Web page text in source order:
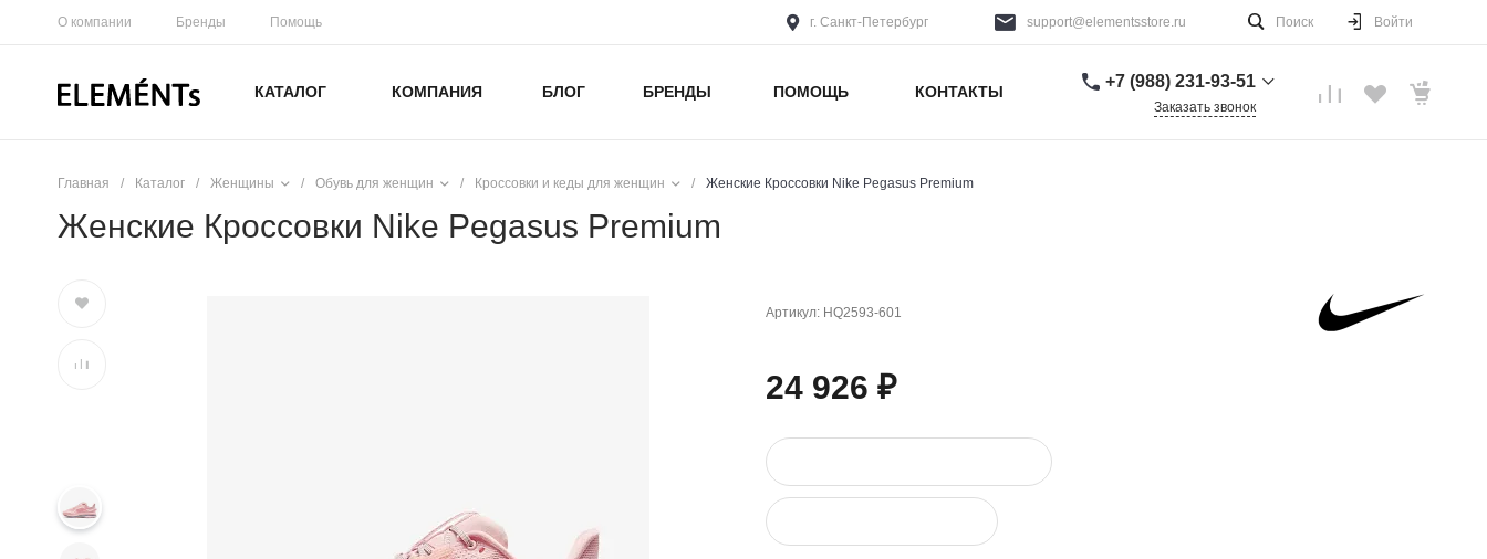
О компании Бренды Помощь г. Санкт-Петербург support@elementsstore.ru Поиск Войти
КАТАЛОГ КОМПАНИЯ БЛОГ БРЕНДЫ ПОМОЩЬ КОНТАКТЫ
+7 (988) 231-93-51
Заказать звонок
Главная / Каталог / Женщины / Обувь для женщин / Кроссовки и кеды для женщин / Женские Кроссовки Nike Pegasus Premium
Женские Кроссовки Nike Pegasus Premium
Артикул: HQ2593-601
24 926 ₽